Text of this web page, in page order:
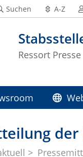
Ressort Presse
Suchen A-Z